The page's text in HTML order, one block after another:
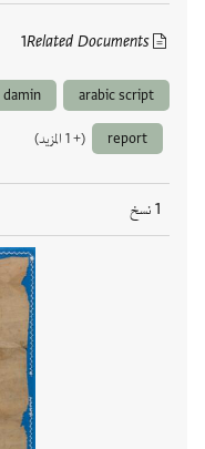
Related Documents
1
arabic script
damin
report (+ 1 المزيد)
1 نسخ